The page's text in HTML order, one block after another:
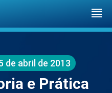
de abril de 2013
e Prática